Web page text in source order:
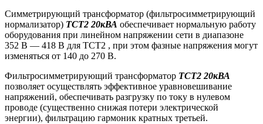
Симметрирующий трансформатор (фильтросимметрирующий
нормализатор) ТСТ2 20кВА обеспечивает нормальную работу
оборудования при линейном напряжении сети в диапазоне
352 В — 418 В для ТСТ2 , при этом фазные напряжения могут
изменяться от 140 до 270 В.
Фильтросимметрирующий трансформатор ТСТ2 20кВА
позволяет осуществлять эффективное уравновешивание
напряжений, обеспечивать разгрузку по току в нулевом
проводе (существенно снижая потери электрической
энергии), фильтрацию гармоник кратных третьей.